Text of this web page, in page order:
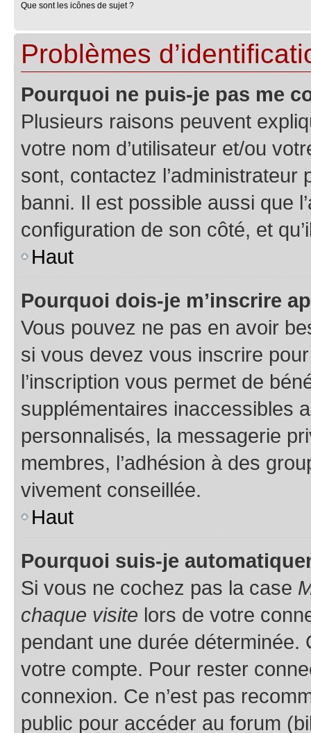
Que sont les icônes de sujet ?
Problèmes
Pourquoi ne puis-je pas me
Plusieurs raisons peuvent
votre nom d’utilisateur et/ou
sont, contactez l’administrateur
banni. Il est possible aussi que
configuration de son côté, et
Haut
Pourquoi dois-je m’inscrire
Vous pouvez ne pas en avoir
si vous devez vous inscrire
l’inscription vous permet de
supplémentaires inaccessibles
personnalisés, la messagerie
membres, l’adhésion à des
vivement conseillée.
Haut
Pourquoi suis-je
Si vous ne cochez pas la case
chaque visite lors de votre
pendant une durée déterminée.
votre compte. Pour rester
connexion. Ce n’est pas
public pour accéder au forum